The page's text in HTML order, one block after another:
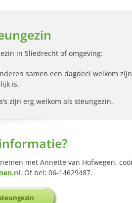
in Sliedrecht of omgeving:
samen een dagdeel welkom
is.
zijn erg welkom als steungezin.
met Annette van Hofwegen,
. Of bel: 06-14629487.